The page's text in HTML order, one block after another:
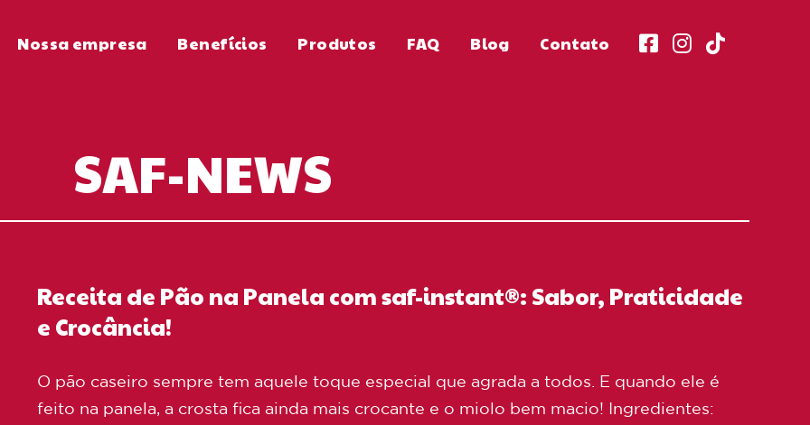
Nossa empresa Benefícios Produtos FAQ Blog Contato
SAF-NEWS
Receita de Pão na Panela com saf-instant®: Sabor, Praticidade
e Crocância!
O pão caseiro sempre tem aquele toque especial que agrada a todos. E quando ele é
feito na panela, a crosta fica ainda mais crocante e o miolo bem macio! Ingredientes: